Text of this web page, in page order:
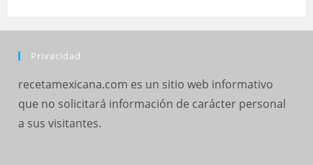
Privacidad
recetamexicana.com es un sitio web informativo
que no solicitará información de carácter personal
a sus visitantes.